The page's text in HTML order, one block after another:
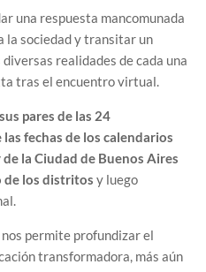
una respuesta mancomunada
la sociedad y transitar un
realidades de cada una
tras el encuentro virtual.
pares de las 24
fechas de los calendarios
la Ciudad de Buenos Aires
de los distritos y luego
permite profundizar el
transformadora, más aún